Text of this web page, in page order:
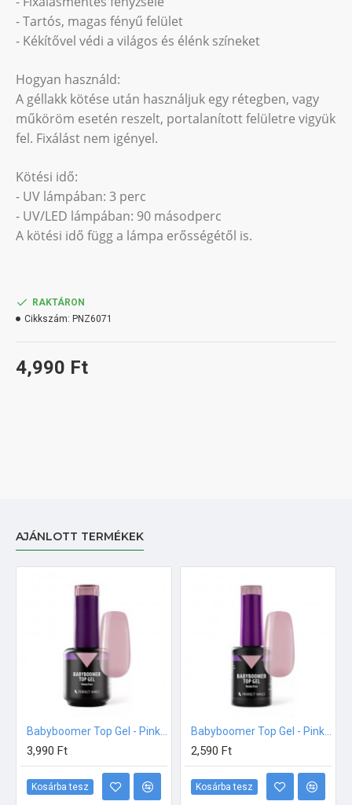
- Tartós, magas fényű felület
- Kékítővel védi a világos és élénk színeket
Hogyan használd:
A géllakk kötése után használjuk egy rétegben, vagy
műköröm esetén reszelt, portalanított felületre vigyük
fel. Fixálást nem igényel.
Kötési idő:
- UV lámpában: 3 perc
- UV/LED lámpában: 90 másodperc
A kötési idő függ a lámpa erősségétől is.
4,990 Ft
RAKTÁRON
Cikkszám: PNZ6071
AJÁNLOTT TERMÉKEK
3,990 Ft
Kosárba tesz
2,590 Ft
Kosárba tesz